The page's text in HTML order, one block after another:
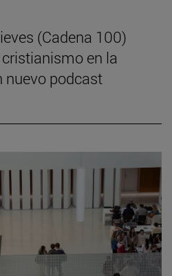
(Cadena 100)
en la
nuevo podcast